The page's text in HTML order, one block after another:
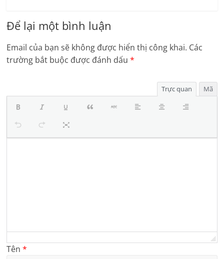
Để lại một bình luận
Email của bạn sẽ không được hiển thị công khai. Các
trường bắt buộc được đánh dấu*
Trực quan Mã
Tên*